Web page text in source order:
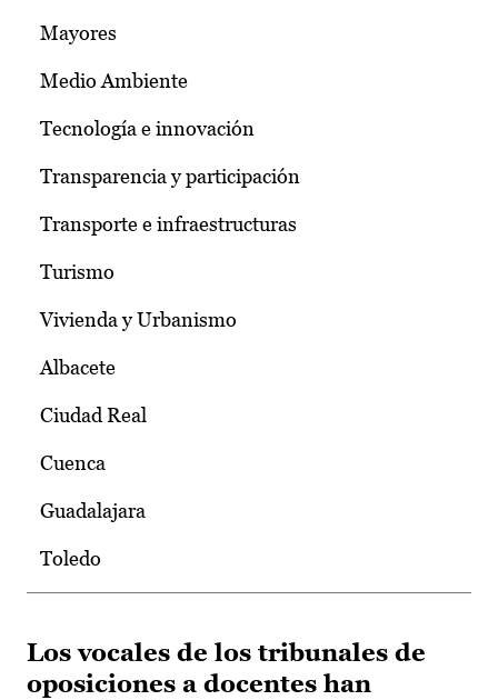
Mayores
Medio Ambiente
Tecnología e innovación
Transparencia y participación
Transporte e infraestructuras
Turismo
Vivienda y Urbanismo
Albacete
Ciudad Real
Cuenca
Guadalajara
Toledo
Los vocales de los tribunales de
oposiciones a docentes han